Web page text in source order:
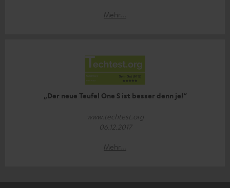
Mehr...
„Der neue Teufel One S ist besser denn je!“
www.techtest.org
06.12.2017
Mehr...